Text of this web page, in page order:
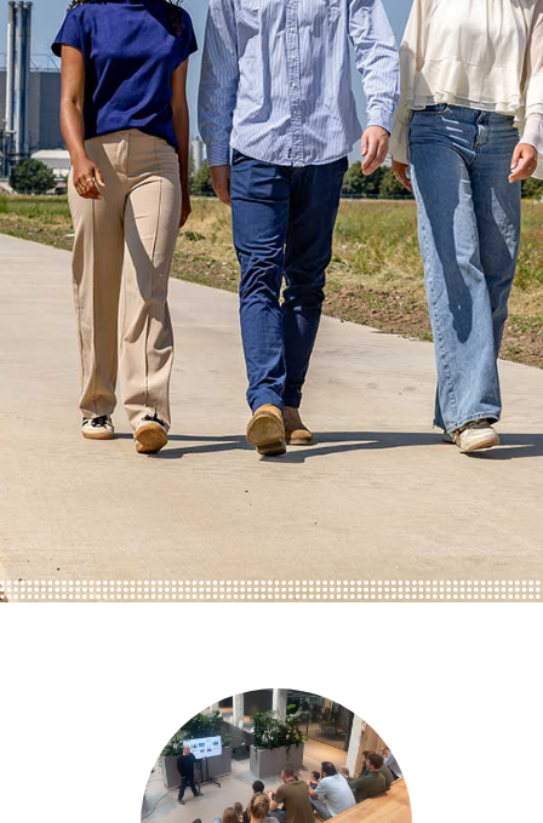
JOUW VERHAAL
PROGRAMMA INHOUD
SELECTIEPROCEDURE
JOUW TOEKOMST
INSCHRIJVEN
ONZE TRAINEES
ONZE ALUMNI
UW VERHAAL
DE MEERWAARDE